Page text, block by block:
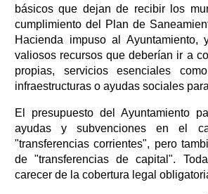
básicos que dejan de recibir los
cumplimiento del Plan de
Hacienda impuso al Ayuntamiento,
valiosos recursos que deberían ir a
propias, servicios esenciales
infraestructuras o ayudas sociales
El presupuesto del Ayuntamiento
ayudas y subvenciones en el
"transferencias corrientes", pero
de "transferencias de capital".
carecer de la cobertura legal